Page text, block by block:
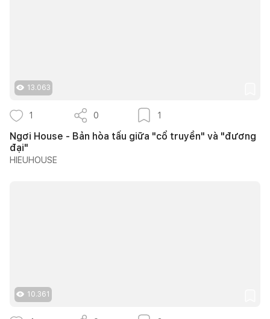
13.063
1 0 1
Ngơi House - Bản hòa tấu giữa "cổ truyền" và "đương
đại"
HIEUHOUSE
10.361